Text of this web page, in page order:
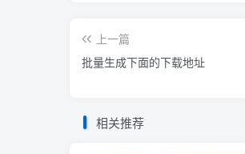
上一篇
批量生成下面的下载地址
相关推荐